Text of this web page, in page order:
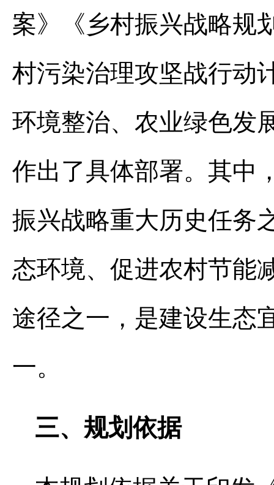
案》《乡村振兴战略规
村污染治理攻坚战行动
环境整治、农业绿色发
作出了具体部署。其中
振兴战略重大历史任务
态环境、促进农村节能
途径之一，是建设生态
一。
三、规划依据